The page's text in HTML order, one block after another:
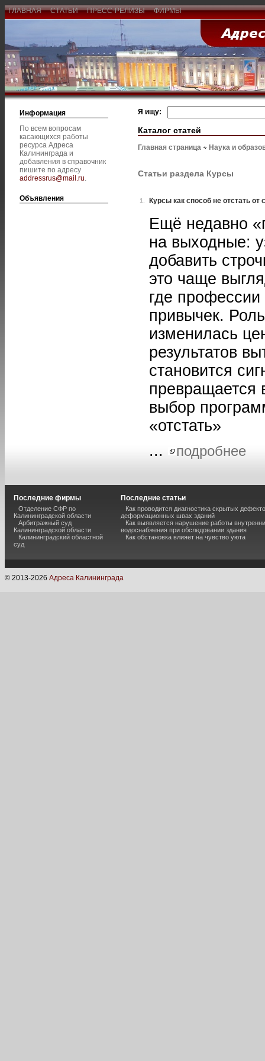
ГЛАВНАЯ СТАТЬИ ПРЕСС-РЕЛИЗЫ ФИРМЫ
Информация
По всем вопросам
касающихся работы
ресурса Адреса
Калининграда и
добавления в справочник
пишите по адресу
addressrus@mail.ru.
Объявления
Я ищу:
Каталог статей
Главная страница Наука и
Статьи раздела Курсы
1. Курсы как способ не отстать от
Ещё недавно
на выходные:
добавить
это чаще
где
привычек.
изменилась
результатов
становится
превращается
выбор
«отстать»
...
подробнее
Последние фирмы
Отделение СФР по
Калининградской области
Арбитражный суд
Калининградской области
Калининградский областной
суд
Последние статьи
Как проводится диагностика скрытых
деформационных швах зданий
Как выявляется нарушение работы
водоснабжения при обследовании здания
Как обстановка влияет на чувство уюта
© 2013-2026 Адреса Калининграда